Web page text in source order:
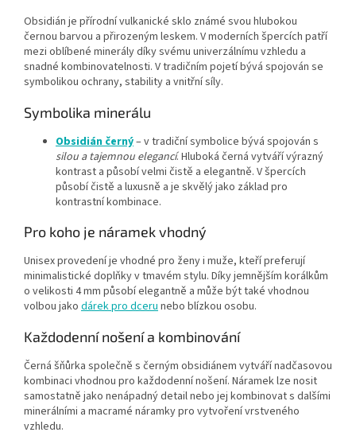
Obsidián je přírodní vulkanické sklo známé svou hlubokou
černou barvou a přirozeným leskem. V moderních špercích patří
mezi oblíbené minerály díky svému univerzálnímu vzhledu a
snadné kombinovatelnosti. V tradičním pojetí bývá spojován se
symbolikou ochrany, stability a vnitřní síly.
Symbolika minerálu
Obsidián černý– v tradiční symbolice bývá spojován s
silou a tajemnou elegancí. Hluboká černá vytváří výrazný
kontrast a působí velmi čistě a elegantně. V špercích
působí čistě a luxusně a je skvělý jako základ pro
kontrastní kombinace.
Pro koho je náramek vhodný
Unisex provedení je vhodné pro ženy i muže, kteří preferují
minimalistické doplňky v tmavém stylu. Díky jemnějším korálkům
o velikosti 4 mm působí elegantně a může být také vhodnou
volbou jako dárek pro dceru nebo blízkou osobu.
Každodenní nošení a kombinování
Černá šňůrka společně s černým obsidiánem vytváří nadčasovou
kombinaci vhodnou pro každodenní nošení. Náramek lze nosit
samostatně jako nenápadný detail nebo jej kombinovat s dalšími
minerálními a macramé náramky pro vytvoření vrstveného
vzhledu.